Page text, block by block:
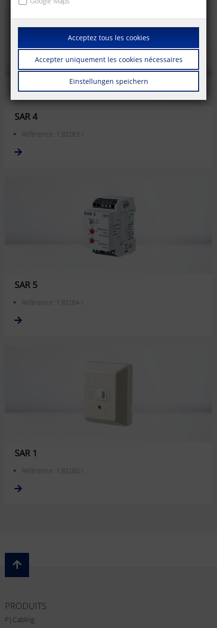
SAR 4
Référence: 130283-I
SAR 5
Référence: 130284-I
SAR 1
Référence: 130280-I
PRODUITS
P|Cabling
Acceptez tous les cookies
Accepter uniquement les cookies nécessaires
Einstellungen speichern